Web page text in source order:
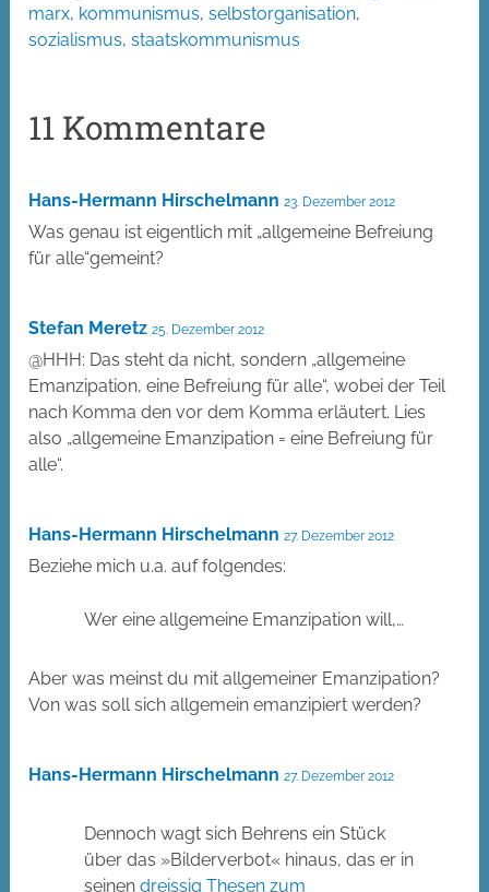
marx, kommunismus,selbstorganisation,
sozialismus,staatskommunismus
11 Kommentare
Hans-Hermann Hirschelmann 23. Dezember 2012
Was genau ist eigentlich mit „allgemeine Befreiung
für alle“gemeint?
Stefan Meretz 25. Dezember 2012
@HHH: Das steht da nicht, sondern „allgemeine
Emanzipation, eine Befreiung für alle“, wobei der Teil
nach Komma den vor dem Komma erläutert. Lies
also „allgemeine Emanzipation = eine Befreiung für
alle“.
Hans-Hermann Hirschelmann 27. Dezember 2012
Beziehe mich u.a. auf folgendes:
Wer eine allgemeine Emanzipation will,…
Aber was meinst du mit allgemeiner Emanzipation?
Von was soll sich allgemein emanzipiert werden?
Hans-Hermann Hirschelmann 27. Dezember 2012
Dennoch wagt sich Behrens ein Stück
über das »Bilderverbot« hinaus, das er in
seinendreissig Thesen zum